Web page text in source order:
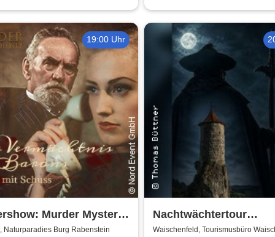
19:00 Uhr
Murder Mystery
Naturparadies Burg Rabenstein
Nachtwächtertour
Waischenfeld
Waischenfeld, Tourismusbüro